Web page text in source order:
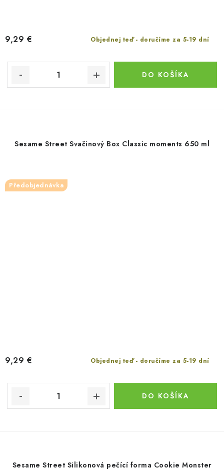
Objednej teď - doručíme za 5-19 dní
9,29 €
DO KOŠÍKA
Sesame Street Svačinový Box Classic moments 650 ml
Předobjednávka
Objednej teď - doručíme za 5-19 dní
9,29 €
DO KOŠÍKA
Sesame Street Silikonová pečící forma Cookie Monster